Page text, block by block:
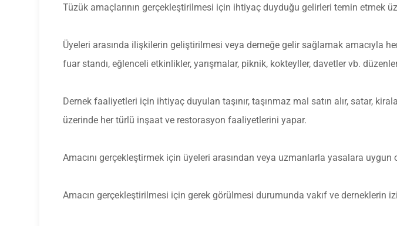
Tüzük amaçlarının gerçekleştirilmesi için ihtiyaç duyduğu gelirleri temin etmek
Üyeleri arasında ilişkilerin geliştirilmesi veya derneğe gelir sağlamak amacıyla
fuar standı, eğlenceli etkinlikler, yarışmalar, piknik, kokteyller, davetler vb.
Dernek faaliyetleri için ihtiyaç duyulan taşınır, taşınmaz mal satın alır, satar,
üzerinde her türlü inşaat ve restorasyon faaliyetlerini yapar.
Amacını gerçekleştirmek için üyeleri arasından veya uzmanlarla yasalara
Amacın gerçekleştirilmesi için gerek görülmesi durumunda vakıf ve derneklerin